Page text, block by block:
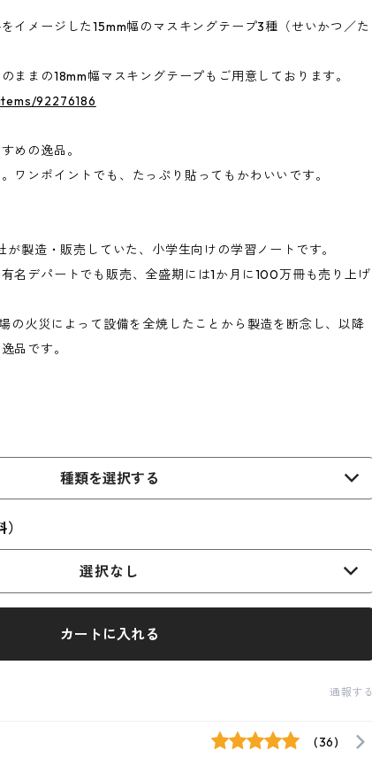
イメージした15mm幅のマスキングテープ3種（せいかつ／た
ままの18mm幅マスキングテープもご用意しております。
92276186
めの逸品。
ワンポイントでも、たっぷり貼ってもかわいいです。
製造・販売していた、小学生向けの学習ノートです。
名デパートでも販売、全盛期には1か月に100万冊も売り上げ
の火災によって設備を全焼したことから製造を断念し、以降
品です。
種類を選択する
選択なし
カートに入れる
通報する
(36)